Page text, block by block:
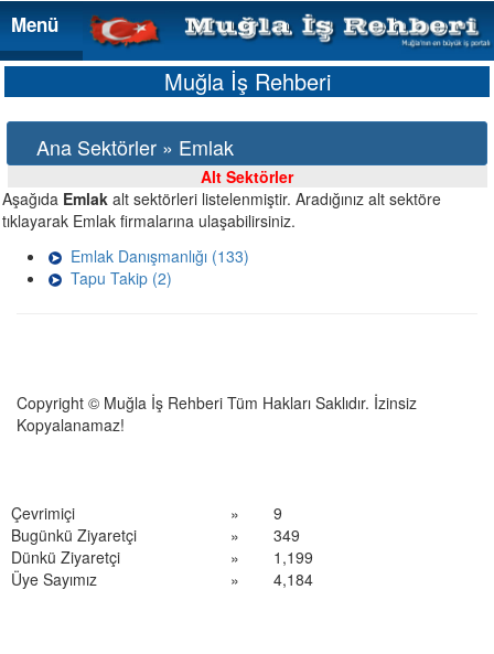
Menü
Menü
Muğla İş Rehberi
Ana Sektörler » Emlak
Alt Sektörler
Aşağıda Emlak alt sektörleri listelenmiştir. Aradığınız alt sektöre
tıklayarak Emlak firmalarına ulaşabilirsiniz.
Emlak Danışmanlığı (133)
Tapu Takip (2)
Copyright © Muğla İş Rehberi Tüm Hakları Saklıdır. İzinsiz
Kopyalanamaz!
Çevrimiçi »
9
Bugünkü Ziyaretçi
»
349
Dünkü Ziyaretçi
»
1,199
Üye Sayımız
» 4,184